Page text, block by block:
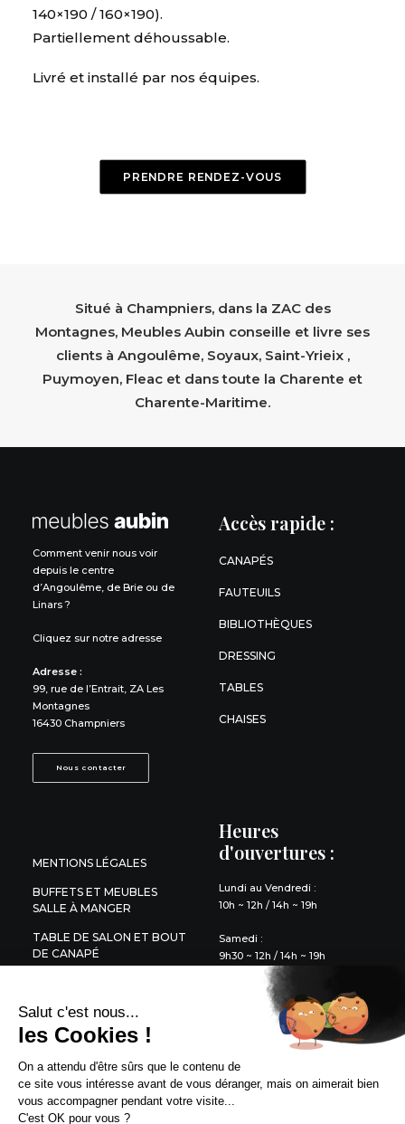
140×190 / 160×190).
Partiellement déhoussable.
Livré et installé par nos équipes.
PRENDRE RENDEZ-VOUS
Situé à Champniers, dans la ZAC des
Montagnes, Meubles Aubin conseille et livre ses
clients à Angoulême, Soyaux, Saint-Yrieix ,
Puymoyen, Fleac et dans toute la Charente et
Charente-Maritime.
Comment venir nous voir
depuis le centre
d’Angoulême, de Brie ou de
Linars ?
Cliquez sur notre adresse
Adresse :
99, rue de l’Entrait, ZA Les
Montagnes
16430 Champniers
Nous contacter
Accès rapide :
CANAPÉS
FAUTEUILS
BIBLIOTHÈQUES
DRESSING
TABLES
CHAISES
MENTIONS LÉGALES
BUFFETS ET MEUBLES
SALLE À MANGER
TABLE DE SALON ET BOUT
DE CANAPÉ
LITERIE
Heures
d'ouvertures :
Lundi au Vendredi :
10h ~ 12h / 14h ~ 19h
Samedi :
9h30 ~ 12h / 14h ~ 19h
Salut c'est nous...
les Cookies !
On a attendu d'être sûrs que le contenu de
ce site vous intéresse avant de vous déranger, mais on aimerait bien
vous accompagner pendant votre visite...
C'est OK pour vous ?